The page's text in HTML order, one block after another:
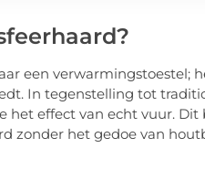
een verwarmingstoestel;
In tegenstelling tot
het effect van echt vuur.
zonder het gedoe van